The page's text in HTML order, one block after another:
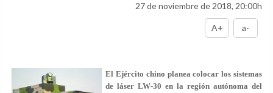
27 de noviembre de 2018, 20:00h
A+ a-
El Ejército chino planea colocar los sistemas
de láser LW-30 en la región autónoma del